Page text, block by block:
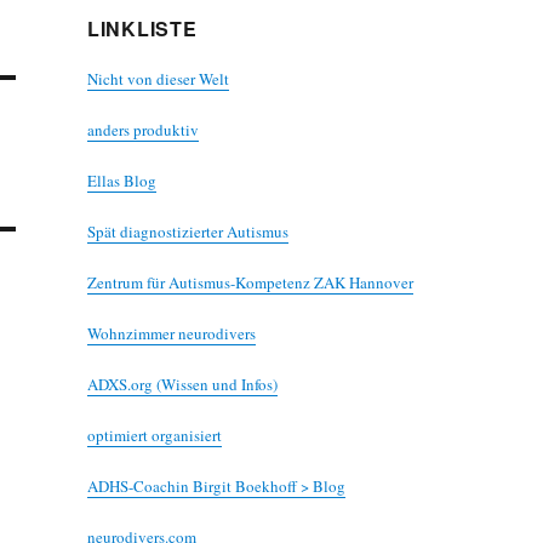
LINKLISTE
Nicht von dieser Welt
anders produktiv
Ellas Blog
Spät diagnostizierter Autismus
Zentrum für Autismus-Kompetenz ZAK Hannover
Wohnzimmer neurodivers
ADXS.org (Wissen und Infos)
optimiert organisiert
ADHS-Coachin Birgit Boekhoff > Blog
neurodivers.com